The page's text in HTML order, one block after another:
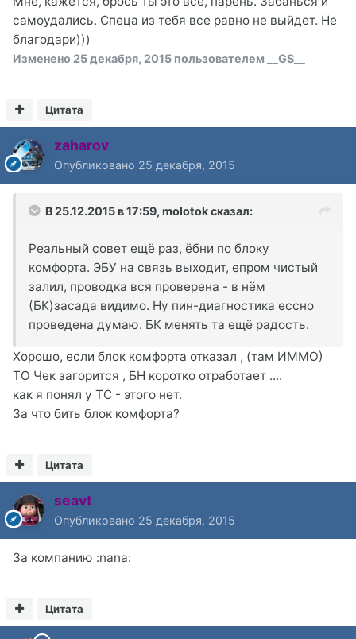
самоудались. Спеца из тебя все равно не выйдет. Не
благодари)))
Изменено 25 декабря, 2015 пользователем __GS__
Цитата
zaharov
Опубликовано 25 декабря, 2015
В 25.12.2015 в 17:59, molotok сказал:
Реальный совет ещё раз, ёбни по блоку
комфорта. ЭБУ на связь выходит, епром чистый
залил, проводка вся проверена - в нём
(БК)засада видимо. Ну пин-диагностика ессно
проведена думаю. БК менять та ещё радость.
Хорошо, если блок комфорта отказал , (там ИММО)
ТО Чек загорится , БН коротко отработает ....
как я понял у ТС - этого нет.
За что бить блок комфорта?
Цитата
seavt
Опубликовано 25 декабря, 2015
За компанию :nana:
Цитата